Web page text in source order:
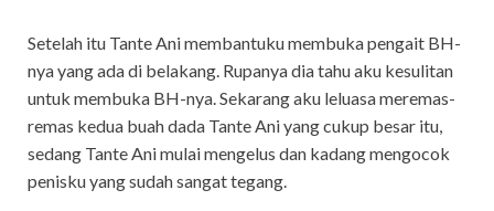
Setelah itu Tante Ani membantuku membuka pengait BH-
nya yang ada di belakang. Rupanya dia tahu aku kesulitan
untuk membuka BH-nya. Sekarang aku leluasa meremas-
remas kedua buah dada Tante Ani yang cukup besar itu,
sedang Tante Ani mulai mengelus dan kadang mengocok
penisku yang sudah sangat tegang.